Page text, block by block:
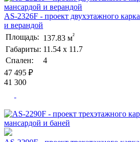
AS-2326F - проект двухэтажного
и верандой
Площадь: 137.83 м²
Габариты: 11.54 х 11.7
Спален:
4
47 495 ₽
41 300